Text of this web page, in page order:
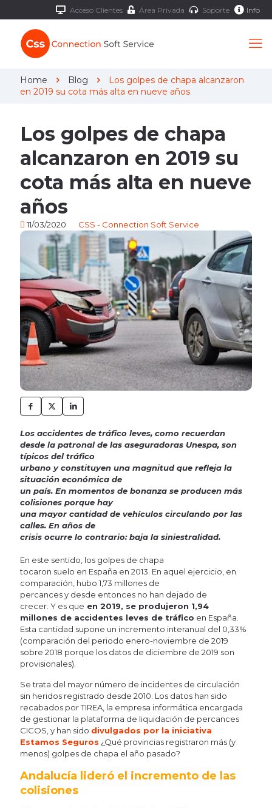
Acceso Clientes Área Privada Soporte Info
Home Blog
Los golpes de chapa alcanzaron
en 2019 su cota más alta en nueve años
Los golpes de chapa
alcanzaron en 2019 su
cota más alta en nueve
años
11/03/2020 CSS - Connection Soft Service
Los accidentes de tráfico leves, como recuerdan
desde la patronal de las aseguradoras Unespa, son
típicos del tráfico
urbano y constituyen una magnitud que refleja la
situación económica de
un país. En momentos de bonanza se producen más
colisiones porque hay
una mayor cantidad de vehículos circulando por las
calles. En años de
crisis ocurre lo contrario: baja la siniestralidad.
En este sentido, los golpes de chapa
tocaron suelo en España en 2013. En aquel ejercicio, en
comparación, hubo 1,73 millones de
percances y desde entonces no han dejado de
crecer. Y es que en 2019, se produjeron 1,94
millones de accidentes leves de tráfico en España.
Esta cantidad supone un incremento interanual del 0,33%
(comparación del periodo enero-noviembre de 2019
sobre 2018 porque los datos de diciembre de 2019 son
provisionales).
Se trata del mayor número de incidentes de circulación
sin heridos registrado desde 2010. Los datos han sido
recabados por TIREA, la empresa informática encargada
de gestionar la plataforma de liquidación de percances
CICOS, y han sido divulgados por la iniciativa
Estamos Seguros ¿Qué provincias registraron más (y
menos) golpes de chapa el año pasado?
Andalucía lideró el incremento de las
colisiones